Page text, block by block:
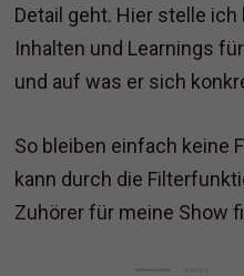
Detail geht. Hier stelle ich
Inhalten und Learnings
und auf was er sich
So bleiben einfach keine
kann durch die
Zuhörer für meine Show